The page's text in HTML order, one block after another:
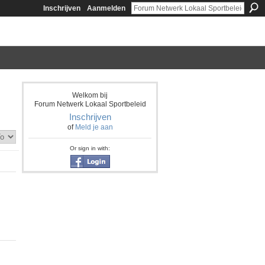
Inschrijven Aanmelden
Welkom bij
Forum Netwerk Lokaal Sportbeleid
Inschrijven
of Meld je aan
Or sign in with: